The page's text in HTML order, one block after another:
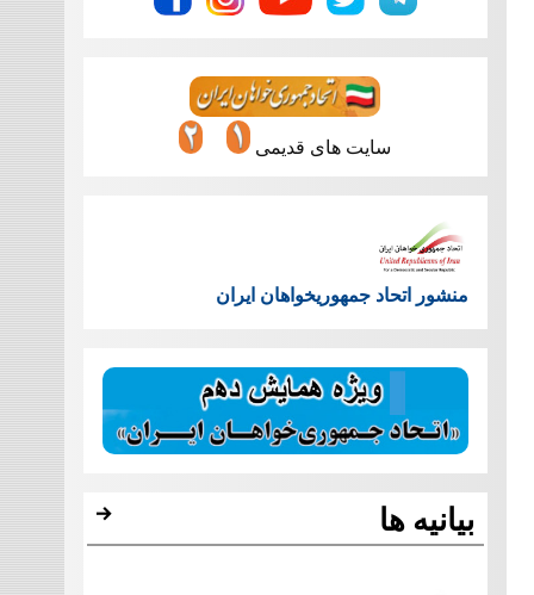
سایت های قدیمی
منشور اتحاد جمهوریخواهان ایران
بیانیه ها